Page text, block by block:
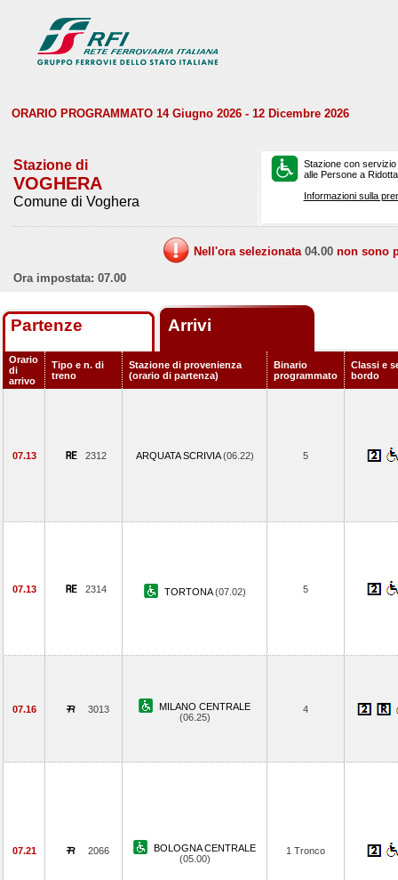
ORARIO PROGRAMMATO 14 Giugno 2026 - 12 Dicembre 2026
Stazione di
VOGHERA
Comune di Voghera
Stazione con
alle Persone a
Informazioni sulla
Nell'ora selezionata 04.00 non sono
Ora impostata: 07.00
Partenze Arrivi
Orario
di
arrivo
Tipo e n. di
treno
Stazione di provenienza
(orario di partenza)
Binario
programmato
Classi e
bordo
07.13 2312 ARQUATA SCRIVIA(06.22) 5
07.13 2314 TORTONA(07.02) 5
07.16 3013
MILANO CENTRALE
(06.25)
4
07.21 2066
BOLOGNA CENTRALE
(05.00)
1 Tronco